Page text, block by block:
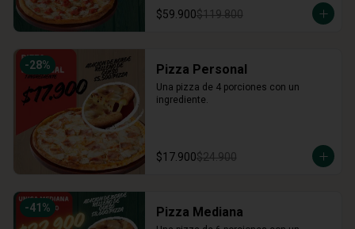
$59.900$119.800
-28% Pizza Personal
Una pizza de 4 porciones con un
ingrediente.
$17.900$24.900
-41 % Pizza Mediana